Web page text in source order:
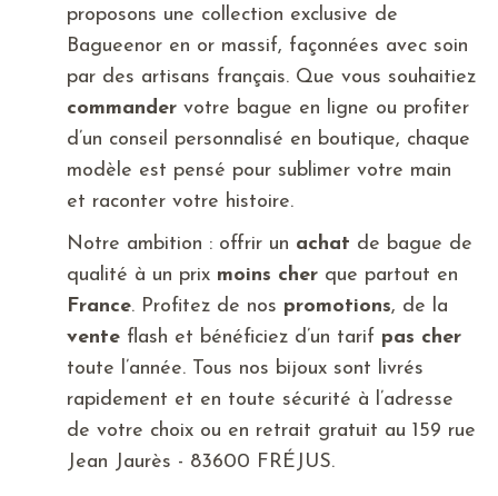
proposons une collection exclusive de
Bagueenor en or massif, façonnées avec soin
par des artisans français. Que vous souhaitiez
commander votre bague en ligne ou profiter
d’un conseil personnalisé en boutique, chaque
modèle est pensé pour sublimer votre main
et raconter votre histoire.
Notre ambition : offrir un achat de bague de
qualité à un prix moins cher que partout en
France. Profitez de nos promotions, de la
vente flash et bénéficiez d’un tarif pas cher
toute l’année. Tous nos bijoux sont livrés
rapidement et en toute sécurité à l’adresse
de votre choix ou en retrait gratuit au 159 rue
Jean Jaurès - 83600 FRÉJUS.